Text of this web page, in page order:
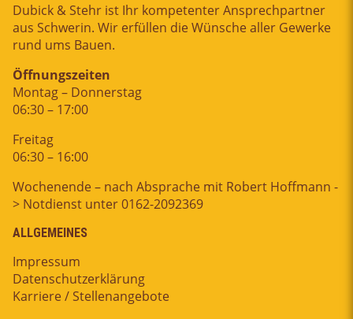
Dubick & Stehr ist Ihr kompetenter Ansprechpartner
aus Schwerin. Wir erfüllen die Wünsche aller Gewerke
rund ums Bauen.
Öffnungszeiten
Montag – Donnerstag
06:30 – 17:00
Freitag
06:30 – 16:00
Wochenende – nach Absprache mit Robert Hoffmann -
> Notdienst unter 0162-2092369
ALLGEMEINES
Impressum
Datenschutzerklärung
Karriere / Stellenangebote